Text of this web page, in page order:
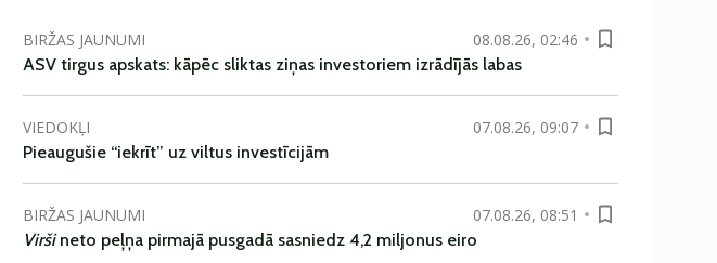
BIRŽAS JAUNUMI
08.08.26, 02:46
ASV tirgus apskats: kāpēc sliktas ziņas investoriem izrādījās labas
VIEDOKĻI
07.08.26, 09:07
Pieaugušie “iekrīt” uz viltus investīcijām
BIRŽAS JAUNUMI
07.08.26, 08:51
Viršineto peļņa pirmajā pusgadā sasniedz 4,2 miljonus eiro